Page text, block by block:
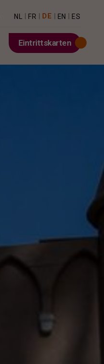
Eintrittskarten
NL FR DE EN ES